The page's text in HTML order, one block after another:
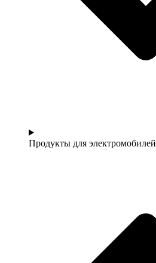
Продукты для электромобилей